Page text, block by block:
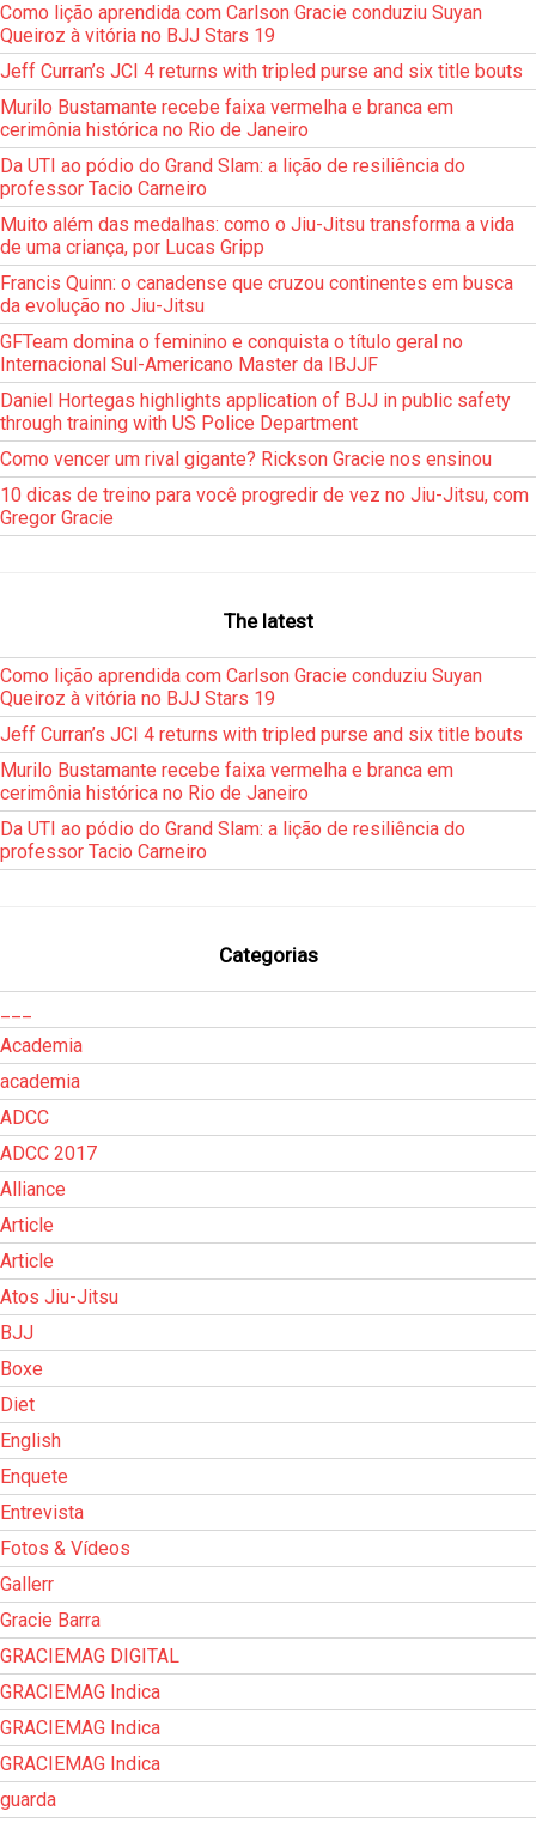
Como lição aprendida com Carlson Gracie conduziu Suyan
Queiroz à vitória no BJJ Stars 19
Jeff Curran’s JCI 4 returns with tripled purse and six title bouts
Murilo Bustamante recebe faixa vermelha e branca em
cerimônia histórica no Rio de Janeiro
Da UTI ao pódio do Grand Slam: a lição de resiliência do
professor Tacio Carneiro
Muito além das medalhas: como o Jiu-Jitsu transforma a vida
de uma criança, por Lucas Gripp
Francis Quinn: o canadense que cruzou continentes em busca
da evolução no Jiu-Jitsu
GFTeam domina o feminino e conquista o título geral no
Internacional Sul-Americano Master da IBJJF
Daniel Hortegas highlights application of BJJ in public safety
through training with US Police Department
Como vencer um rival gigante? Rickson Gracie nos ensinou
10 dicas de treino para você progredir de vez no Jiu-Jitsu, com
Gregor Gracie
The latest
Como lição aprendida com Carlson Gracie conduziu Suyan
Queiroz à vitória no BJJ Stars 19
Jeff Curran’s JCI 4 returns with tripled purse and six title bouts
Murilo Bustamante recebe faixa vermelha e branca em
cerimônia histórica no Rio de Janeiro
Da UTI ao pódio do Grand Slam: a lição de resiliência do
professor Tacio Carneiro
Categorias
Academia
academia
ADCC
ADCC 2017
Alliance
Article
Article
Atos Jiu-Jitsu
BJJ
Boxe
Diet
English
Enquete
Entrevista
Fotos & Vídeos
Gallerr
Gracie Barra
GRACIEMAG DIGITAL
GRACIEMAG Indica
GRACIEMAG Indica
GRACIEMAG Indica
guarda